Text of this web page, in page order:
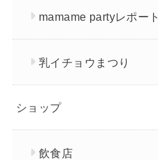
mamame partyレポート
乳イチョウまつり
ショップ
飲食店